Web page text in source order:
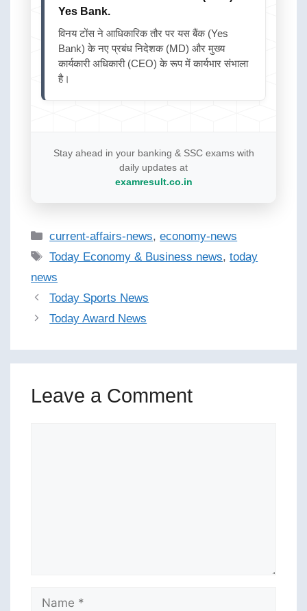
Yes Bank.
विनय टोंस ने आधिकारिक तौर पर यस बैंक (Yes
Bank) के नए प्रबंध निदेशक (MD) और मुख्य
कार्यकारी अधिकारी (CEO) के रूप में कार्यभार संभाला
है।
Stay ahead in your banking & SSC exams with
daily updates at
examresult.co.in
current-affairs-news,economy-news
Today Economy & Business news,today
news
Today Sports News
Today Award News
Leave a Comment